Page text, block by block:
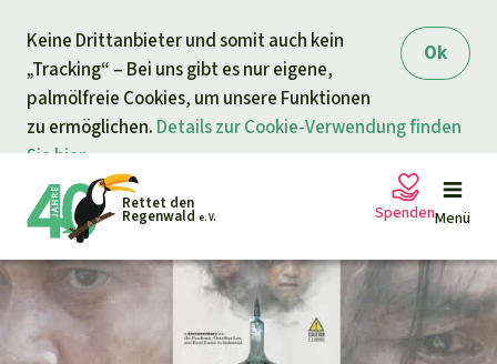
Ok
Keine Drittanbieter und somit auch kein
„Tracking“ – Bei uns gibt es nur eigene,
palmölfreie Cookies, um unsere Funktionen
zu ermöglichen. Details zur Cookie-Verwendung finden
Sie hier.
springen
Rettet den
Regenwald e. V. Menü
Petitionen
Spenden
Ihre Spende hilft